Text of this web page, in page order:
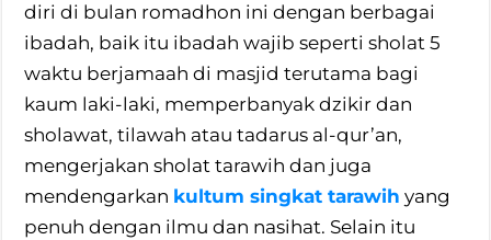
diri di bulan romadhon ini dengan berbagai
ibadah, baik itu ibadah wajib seperti sholat 5
waktu berjamaah di masjid terutama bagi
kaum laki-laki, memperbanyak dzikir dan
sholawat, tilawah atau tadarus al-qur’an,
mengerjakan sholat tarawih dan juga
mendengarkan kultum singkat tarawih yang
penuh dengan ilmu dan nasihat. Selain itu